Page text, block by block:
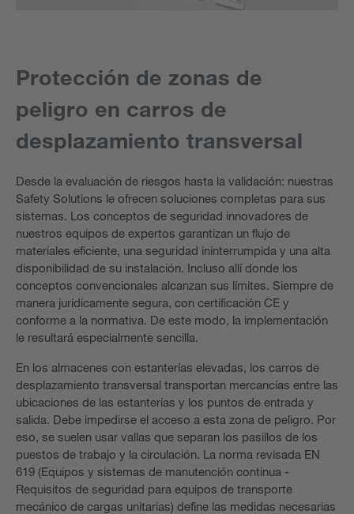
Protección de zonas de
peligro en carros de
desplazamiento transversal
Desde la evaluación de riesgos hasta la validación: nuestras
Safety Solutions le ofrecen soluciones completas para sus
sistemas. Los conceptos de seguridad innovadores de
nuestros equipos de expertos garantizan un flujo de
materiales eficiente, una seguridad ininterrumpida y una alta
disponibilidad de su instalación. Incluso allí donde los
conceptos convencionales alcanzan sus límites. Siempre de
manera jurídicamente segura, con certificación CE y
conforme a la normativa. De este modo, la implementación
le resultará especialmente sencilla.
En los almacenes con estanterías elevadas, los carros de
desplazamiento transversal transportan mercancías entre las
ubicaciones de las estanterías y los puntos de entrada y
salida. Debe impedirse el acceso a esta zona de peligro. Por
eso, se suelen usar vallas que separan los pasillos de los
puestos de trabajo y la circulación. La norma revisada EN
619 (Equipos y sistemas de manutención continua -
Requisitos de seguridad para equipos de transporte
mecánico de cargas unitarias) define las medidas necesarias